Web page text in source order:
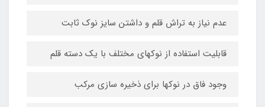
عدم نیاز به تراش قلم و داشتن سایز نوک ثابت
قابلیت استفاده از نوکهای مختلف با یک دسته قلم
وجود فاق در نوکها برای ذخیره سازی مرکب